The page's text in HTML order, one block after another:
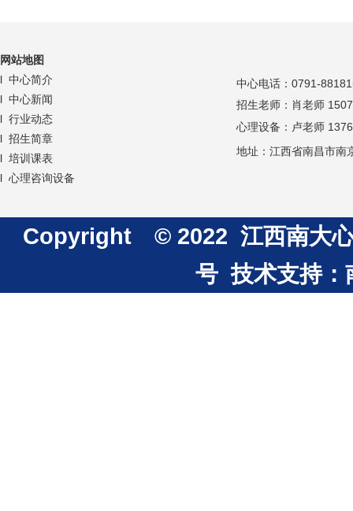
网站地图
l 中心简介
l 中心新闻
l 行业动态
l 招生简章
l 培训课表
l 心理咨询设备
中心电话： 0791-
招生老师：肖老师
心理设备：卢老师
地址：江西省南昌市南
Copyright © 2022 江西南大心
号技术支持：